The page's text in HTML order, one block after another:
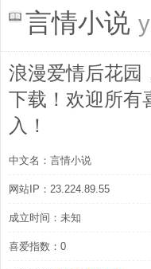
言情小说
浪漫爱情后花园
下载！欢迎所有
入！
中文名：言情小说
网站IP：23.224.89.55
成立时间：未知
喜爱指数：0